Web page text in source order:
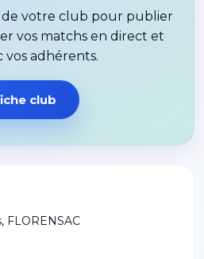
, FLORENSAC
de votre club pour publier
vos matchs en direct et
adhérents.
club